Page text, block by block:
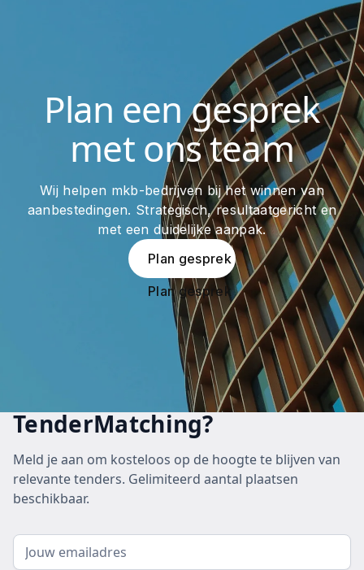
Plan een gesprek
met ons team
Wij helpen mkb-bedrijven bij het winnen van
aanbestedingen. Strategisch, resultaatgericht en
met een duidelijke aanpak.
Plan gesprek
Plan gesprek
TenderMatching?
Meld je aan om kosteloos op de hoogte te blijven van
relevante tenders. Gelimiteerd aantal plaatsen
beschikbaar.